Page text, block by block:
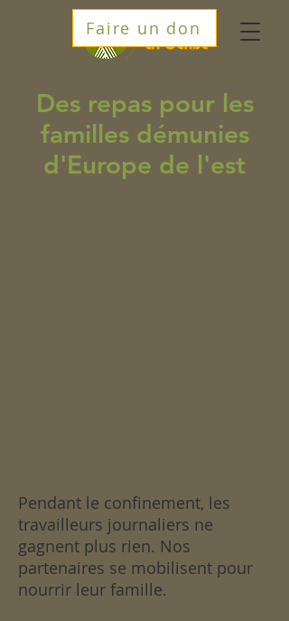
Faire un don
Des repas pour les
familles démunies
d'Europe de l'est
Pendant le confinement, les
travailleurs journaliers ne
gagnent plus rien. Nos
partenaires se mobilisent pour
nourrir leur famille.